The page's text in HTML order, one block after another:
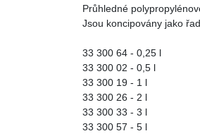
Průhledné
Jsou koncipovány jako
33 300 64 - 0,25 l
33 300 02 - 0,5 l
33 300 19 - 1 l
33 300 26 - 2 l
33 300 33 - 3 l
33 300 57 - 5 l